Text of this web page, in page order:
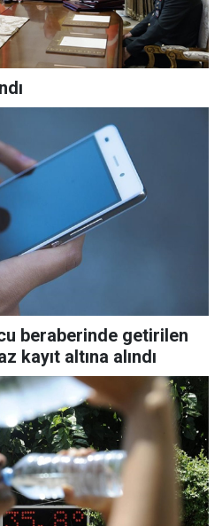
beraberinde getirilen
kayıt altına alındı